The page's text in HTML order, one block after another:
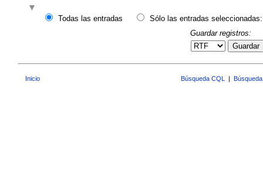
Todas las entradas
Sólo las entradas seleccionadas:
Guardar registros:
Guardar
Inicio Búsqueda CQL